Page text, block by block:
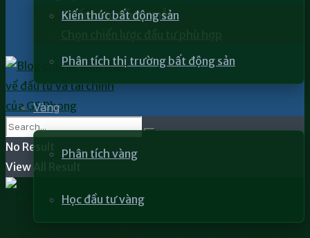
Kiến thức bất động sản
Phân tích thị trường bất động sản
Vàng
Phân tích vàng
Học đầu tư vàng
Chiến lược đầu tư mẫu
No Result
View All Result